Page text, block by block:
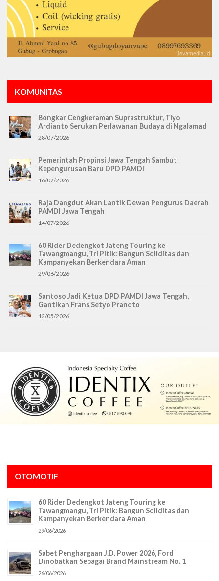
KOMUNITAS
Bongkar Cengkeraman Suprastruktur, Tiyo
Ardianto Serukan Perlawanan Budaya di Ngalamad
28/07/2026
Pemerintah Propinsi Jawa Tengah Sambut
Kepengurusan Baru DPD PAMDI
16/07/2026
Raja Dangdut Akan Lantik Dewan Pengurus Daerah
PAMDI Jawa Tengah
14/07/2026
60 Rider Dedengkot Jateng Touring ke
Tawangmangu, Tri Pitik: Bangun Soliditas dan
Kampanyekan Berkendara Aman
29/06/2026
Santoso Jadi Ketua DPD PAMDI Jawa Tengah,
Gantikan Frans Setyo Pranoto
12/05/2026
OTOMOTIF
60 Rider Dedengkot Jateng Touring ke
Tawangmangu, Tri Pitik: Bangun Soliditas dan
Kampanyekan Berkendara Aman
29/06/2026
Sabet Penghargaan J.D. Power 2026, Ford
Dinobatkan Sebagai Brand Mainstream No. 1
26/06/2026